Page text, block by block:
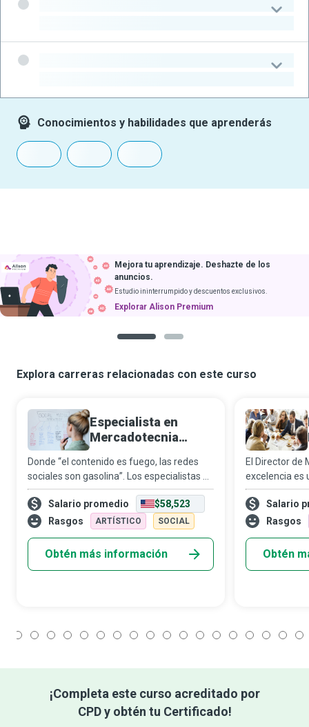
Conocimientos y habilidades que aprenderás
Mejora tu aprendizaje. Deshazte de los
anuncios.
Estudio ininterrumpido y descuentos exclusivos.
Explorar Alison Premium
Explora carreras relacionadas con este curso
Especialista en
Mercadotecnia
Donde “el contenido es fuego, las redes
sociales son gasolina”. Los especialistas en
mercadotecnia digital se esfuerzan por
entregar contenido útil en el momento
preciso en que el comprador lo necesit
Salario promedio
$58,523
Rasgos
ARTÍSTICO SOCIAL
Obtén más información
El Director de
excelencia es
cómo
personas que
gustos de las
Salario
Rasgos
Obtén
¡Completa este curso acreditado por
CPD y obtén tu Certificado!